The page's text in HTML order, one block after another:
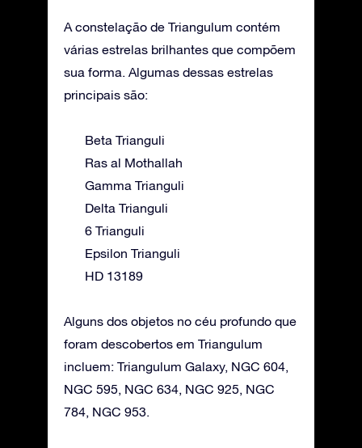
A constelação de Triangulum contém
várias estrelas brilhantes que compõem
sua forma. Algumas dessas estrelas
principais são:
Beta Trianguli
Ras al Mothallah
Gamma Trianguli
Delta Trianguli
6 Trianguli
Epsilon Trianguli
HD 13189
Alguns dos objetos no céu profundo que
foram descobertos em Triangulum
incluem: Triangulum Galaxy, NGC 604,
NGC 595, NGC 634, NGC 925, NGC
784, NGC 953.